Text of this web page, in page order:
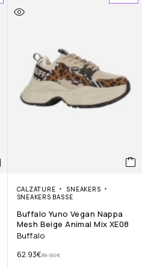
CALZATURE
SNEAKERS
SNEAKERS BASSE
Buffalo Yuno Vegan Nappa
Mesh Beige Animal Mix XE08
Buffalo
89.90€
62.93€